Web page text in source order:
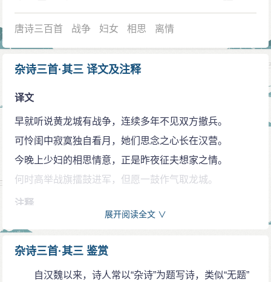
唐诗三百首 战争 妇女 相思 离情
杂诗三首·其三 译文及注释
译文
早就听说黄龙城有战争，连续多年不见双方撤兵。
可怜闺中寂寞独自看月，她们思念之心长在汉营。
今晚上少妇的相思情意，正是昨夜征夫想家之情。
何时高举战旗擂鼓进军，但愿一鼓作气取龙城。
注释
此指边地。解兵：放下兵器。
展开阅读全文 ∨
杂诗三首·其三 鉴赏
自汉魏以来，诗人常以“杂诗”为题写诗，类似“无题”